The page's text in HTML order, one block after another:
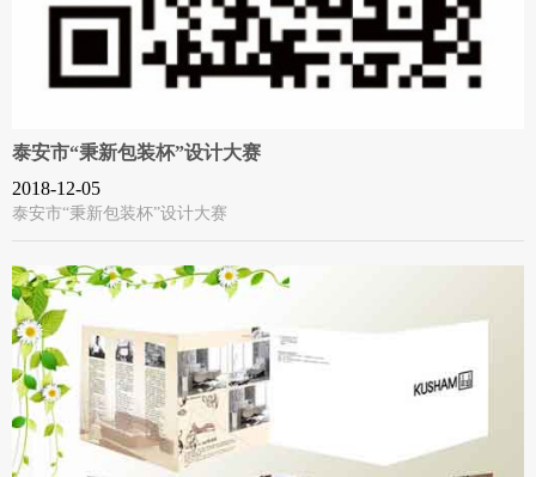
泰安市“秉新包装杯”设计大赛
2018-12-05
泰安市“秉新包装杯”设计大赛